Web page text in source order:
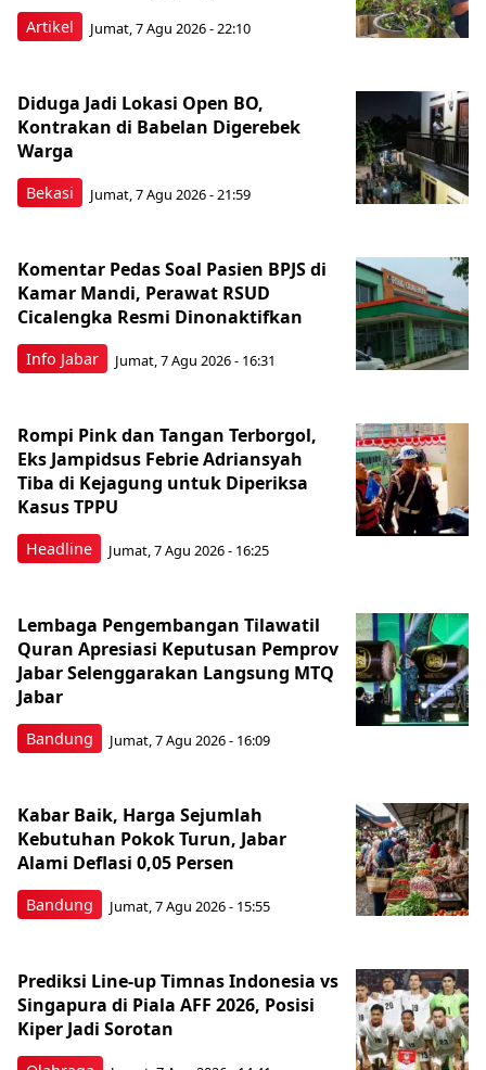
Artikel Jumat, 7 Agu 2026 - 22:10
Bekasi
Diduga Jadi Lokasi Open BO,
Kontrakan di Babelan Digerebek
Warga
Jumat, 7 Agu 2026 - 21:59
Info Jabar
Komentar Pedas Soal Pasien BPJS di
Kamar Mandi, Perawat RSUD
Cicalengka Resmi Dinonaktifkan
Jumat, 7 Agu 2026 - 16:31
Headline
Rompi Pink dan Tangan Terborgol,
Eks Jampidsus Febrie Adriansyah
Tiba di Kejagung untuk Diperiksa
Kasus TPPU
Jumat, 7 Agu 2026 - 16:25
Bandung
Lembaga Pengembangan Tilawatil
Quran Apresiasi Keputusan Pemprov
Jabar Selenggarakan Langsung MTQ
Jabar
Jumat, 7 Agu 2026 - 16:09
Bandung
Kabar Baik, Harga Sejumlah
Kebutuhan Pokok Turun, Jabar
Alami Deflasi 0,05 Persen
Jumat, 7 Agu 2026 - 15:55
Prediksi Line-up Timnas Indonesia vs
Singapura di Piala AFF 2026, Posisi
Kiper Jadi Sorotan